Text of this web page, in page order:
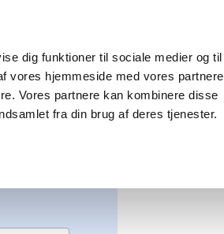
dig funktioner til sociale medier og til
vores hjemmeside med vores partnere
Vores partnere kan kombinere disse
fra din brug af deres tjenester.